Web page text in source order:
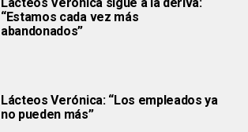
“Estamos cada vez más
abandonados”
Lácteos Verónica: “Los empleados ya
no pueden más”